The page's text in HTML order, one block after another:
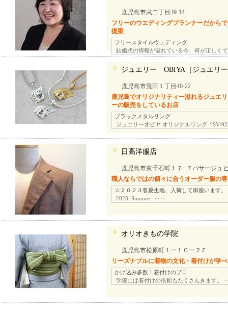
鹿児島市武二丁目39-14
フリーのウエディングプランナーだから
提案
フリースタイルウェディング
結婚式の情報が溢れている今、何が正しく
ジュエリー OBIYA［ジュエリ
鹿児島市荒田１丁目40-22
鹿児島でオリジナリティー溢れるジュエ
ーの販売をしているお店
ブラックメタルリング
ジュエリーオビヤ オリジナルリング『SV/
日高洋服店
鹿児島市東千石町１７−７パサージュ
職人ならではの個々に合うオーダー服の
☆２０２３春夏生地、入荷して御座います。
2023 Summer ‥‥
オリオきもの学院
鹿児島市松原町１ー１０ー２Ｆ
リーズナブルに着物の文化・着付けが学
かけ込み多数！着付けのプロ
学院には着付けの依頼もたくさんきます。